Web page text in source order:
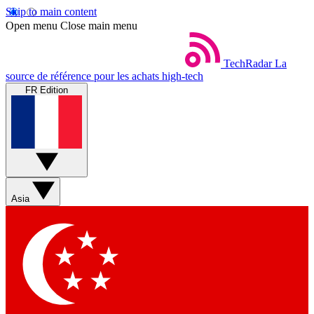
Skip to main content
Open menu Close main menu
TechRadar La
source de référence pour les achats high-tech
FR Edition
Asia